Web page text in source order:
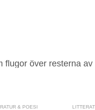
flugor över resterna av
& POESI